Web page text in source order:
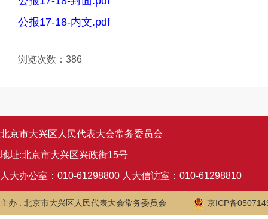
公报17-18-内文.pdf
浏览次数： 386
北京市大兴区人民代表大会常务委员会
地址:北京市大兴区兴政街15号
人大办公室：010-61298800 人大信访室：010-61298810
主办 : 北京市大兴区人民代表大会常务委员会 京ICP备